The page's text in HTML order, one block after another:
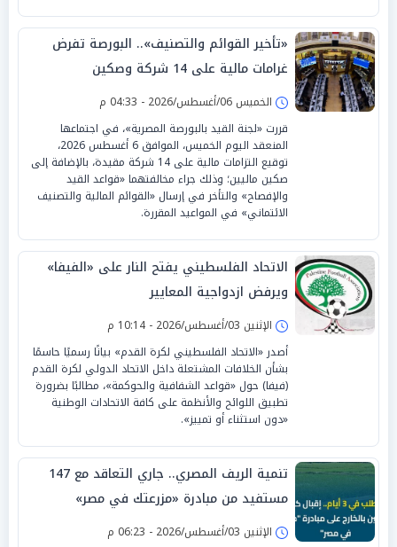
«تأخير القوائم والتصنيف».. البورصة تفرض
غرامات مالية على 14 شركة وصكين
الخميس 06/أغسطس/2026 - 04:33 م
قررت «لجنة القيد بالبورصة المصرية»، في اجتماعها
المنعقد اليوم الخميس، الموافق 6 أغسطس 2026،
توقيع التزامات مالية على 14 شركة مقيدة، بالإضافة إلى
صكين ماليين؛ وذلك جراء مخالفتهما «قواعد القيد
والإفصاح» والتأخر في إرسال «القوائم المالية والتصنيف
الائتماني» في المواعيد المقررة.
الاتحاد الفلسطيني يفتح النار على «الفيفا»
ويرفض ازدواجية المعايير
الإثنين 03/أغسطس/2026 - 10:14 م
أصدر «الاتحاد الفلسطيني لكرة القدم» بيانًا رسميًا حاسمًا
بشأن الخلافات المشتعلة داخل الاتحاد الدولي لكرة القدم
(فيفا) حول «قواعد الشفافية والحوكمة»، مطالبًا بضرورة
تطبيق اللوائح والأنظمة على كافة الاتحادات الوطنية
«دون استثناء أو تمييز».
تنمية الريف المصري.. جاري التعاقد مع 147
مستفيد من مبادرة «مزرعتك في مصر»
الإثنين 03/أغسطس/2026 - 06:23 م